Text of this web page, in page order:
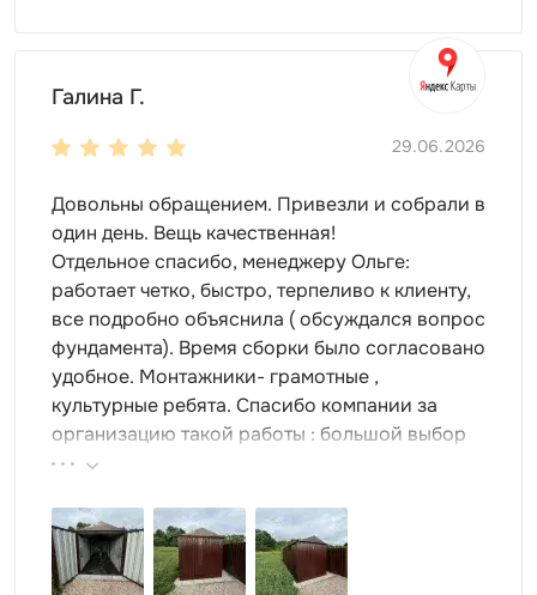
высота у основания крыши - 2,06 м
Цвет можно выбрать любой из стандартных RAL. Но
также доступны другие, нестандартные, цвета RAL по
индивидуальному запросу.
Галина Г.
29.06.2026
Довольны обращением. Привезли и собрали в
один день. Вещь качественная!
Отдельное спасибо, менеджеру Ольге:
работает четко, быстро, терпеливо к клиенту,
все подробно объяснила ( обсуждался вопрос
фундамента). Время сборки было согласовано
удобное. Монтажники- грамотные ,
культурные ребята. Спасибо компании за
организацию такой работы : большой выбор
продукции, реальные цены.